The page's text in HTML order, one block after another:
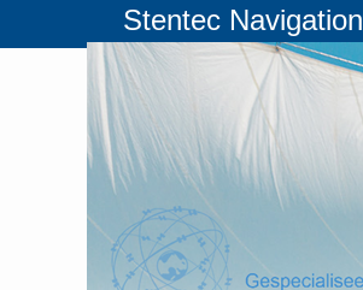
Stentec Navigation